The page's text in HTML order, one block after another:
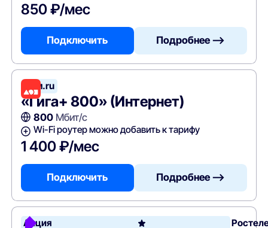
850 ₽/мес
Подключить Подробнее —>
Дом.ru
«Гига+ 800» (Интернет)
800Мбит/с
Wi-Fi роутер можно добавить к тарифу
1 400 ₽/мес
Подключить Подробнее —>
Акция